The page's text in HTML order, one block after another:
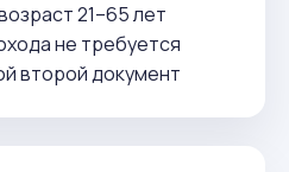
21–65 лет
не требуется
второй документ